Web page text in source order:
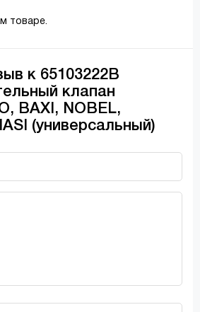
товаре.
к 65103222В
клапан
BAXI, NOBEL,
(универсальный)